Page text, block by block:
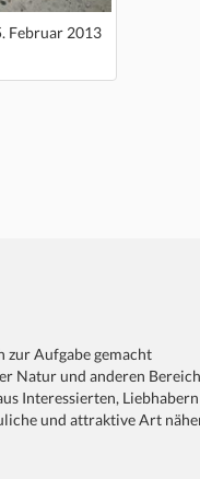
Februar 2013
zur Aufgabe gemacht
Natur und anderen
Interessierten, Liebhabern
und attraktive Art